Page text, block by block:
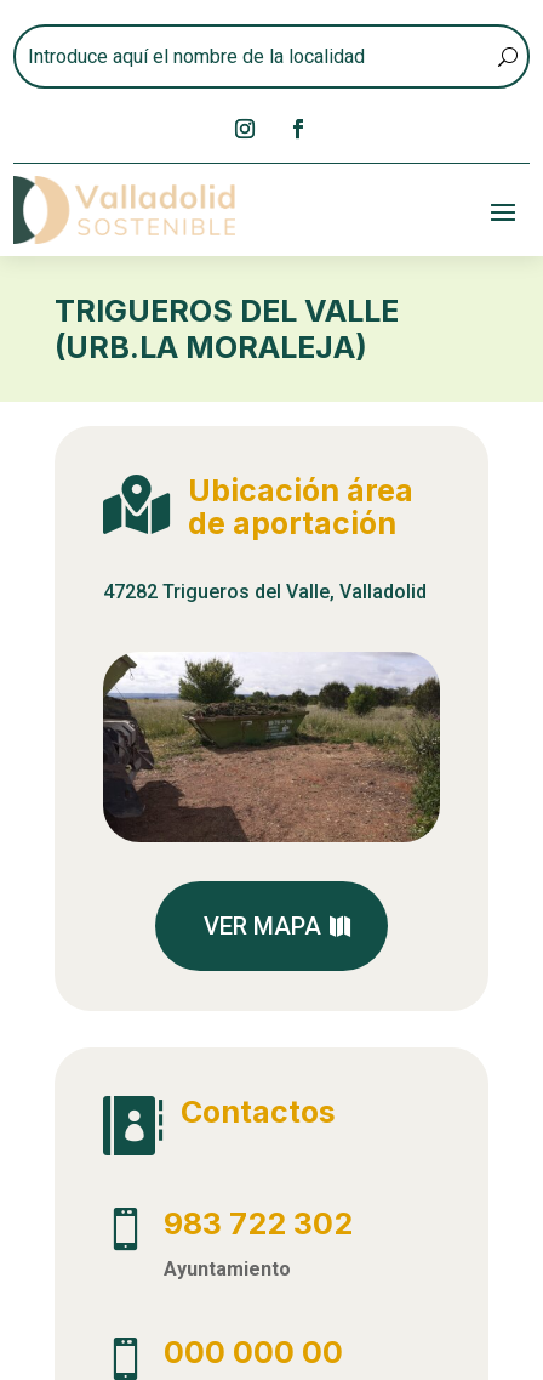
TRIGUEROS DEL VALLE
(URB.LA MORALEJA)
 Ubicación área
de aportación
47282 Trigueros del Valle, Valladolid
VER MAPA
 Contactos
 983 722 302
Ayuntamiento
 000 000 00